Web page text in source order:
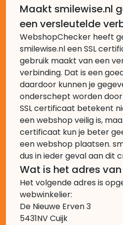
Maakt smilewise.nl
een versleutelde
WebshopChecker heeft
smilewise.nl een SSL
gebruik maakt van een
verbinding. Dat is een
daardoor kunnen je
onderschept worden
SSL certificaat betekent
een webshop veilig is,
certificaat kun je beter
een webshop plaatsen.
dus in ieder geval aan dit
Wat is het adres
Het volgende adres is
webwinkelier:
De Nieuwe Erven 3
5431NV Cuijk